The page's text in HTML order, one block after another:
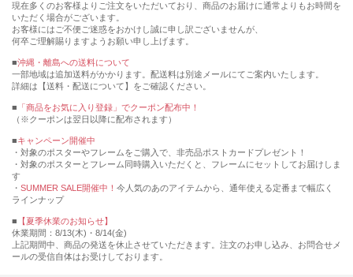
現在多くのお客様よりご注文をいただいており、商品のお届けに通常よりもお時間を
いただく場合がございます。
お客様にはご不便ご迷惑をおかけし誠に申し訳ございませんが、
何卒ご理解賜りますようお願い申し上げます。
■沖縄・離島への送料について
一部地域は追加送料がかかります。配送料は別途メールにてご案内いたします。
詳細は【送料・配送について】をご確認ください。
■ 「商品をお気に入り登録」でクーポン配布中！
（※クーポンは翌日以降に配布されます）
■キャンペーン開催中
・対象のポスターやフレームをご購入で、非売品ポストカードプレゼント！
・対象のポスターとフレーム同時購入いただくと、フレームにセットしてお届けしま
す
・ SUMMER SALE開催中！ 今人気のあのアイテムから、通年使える定番まで幅広く
ラインナップ
■ 【夏季休業のお知らせ】
休業期間：8/13(木)・8/14(金)
上記期間中、商品の発送を休止させていただきます。注文のお申し込み、お問合せメ
ールの受信自体はお受けしております。